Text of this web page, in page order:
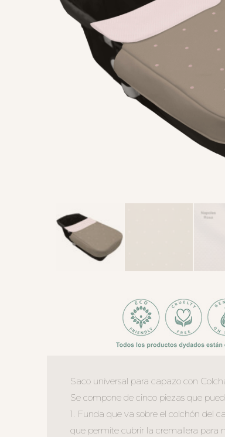
Saco universal para capazo con
Se compone de cinco piezas que
1. Funda que va sobre el colchón del
que permite cubrir la cremallera para